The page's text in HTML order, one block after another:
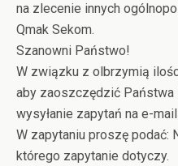
na zlecenie innych
Qmak Sekom.
Szanowni Państwo!
W związku z olbrzymią
aby zaoszczędzić Państwa
wysyłanie zapytań na e-
W zapytaniu proszę podać:
którego zapytanie dotyczy.